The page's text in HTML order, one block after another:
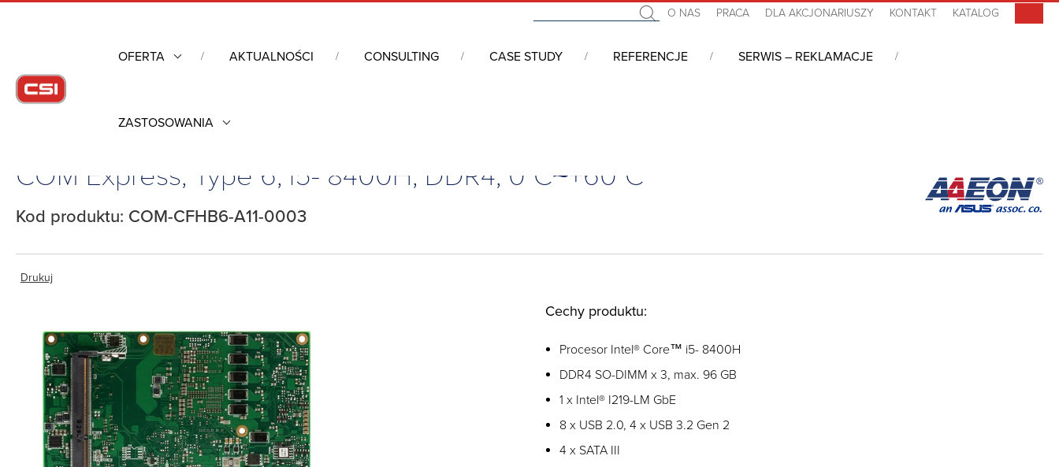
O NAS PRACA DLA AKCJONARIUSZY KONTAKT KATALOG
OFERTA AKTUALNOŚCI CONSULTING CASE STUDY REFERENCJE SERWIS – REKLAMACJE
ZASTOSOWANIA
Komputery przemysłowe
COM Express, Type 6, i5- 8400H, DDR4, 0°C~+60°C
Kod produktu: COM-CFHB6-A11-0003
Drukuj
Cechy produktu:
Procesor Intel® Core™ i5- 8400H
DDR4 SO-DIMM x 3, max. 96 GB
1 x Intel® I219-LM GbE
8 x USB 2.0, 4 x USB 3.2 Gen 2
4 x SATA III